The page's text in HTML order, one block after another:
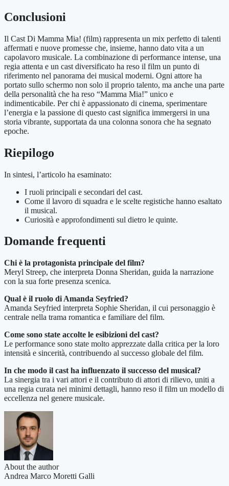
Conclusioni
Il Cast Di Mamma Mia! (film) rappresenta un mix perfetto di talenti
affermati e nuove promesse che, insieme, hanno dato vita a un
capolavoro musicale. La combinazione di performance intense, una
regia attenta e un cast diversificato ha reso il film un punto di
riferimento nel panorama dei musical moderni. Ogni attore ha
portato sullo schermo non solo il proprio talento, ma anche una parte
della personalità che ha reso “Mamma Mia!” unico e
indimenticabile. Per chi è appassionato di cinema, sperimentare
l’energia e la passione di questo cast significa immergersi in una
storia vibrante, supportata da una colonna sonora che ha segnato
epoche.
Riepilogo
In sintesi, l’articolo ha esaminato:
I ruoli principali e secondari del cast.
Come il lavoro di squadra e le scelte registiche hanno esaltato
il musical.
Curiosità e approfondimenti sul dietro le quinte.
Domande frequenti
Chi è la protagonista principale del film?
Meryl Streep, che interpreta Donna Sheridan, guida la narrazione
con la sua forte presenza scenica.
Qual è il ruolo di Amanda Seyfried?
Amanda Seyfried interpreta Sophie Sheridan, il cui personaggio è
centrale nella trama romantica e familiare del film.
Come sono state accolte le esibizioni del cast?
Le performance sono state molto apprezzate dalla critica per la loro
intensità e sincerità, contribuendo al successo globale del film.
In che modo il cast ha influenzato il successo del musical?
La sinergia tra i vari attori e il contributo di attori di rilievo, uniti a
una regia curata nei minimi dettagli, hanno reso il film un modello di
eccellenza nel genere musicale.
About the author
Andrea Marco Moretti Galli